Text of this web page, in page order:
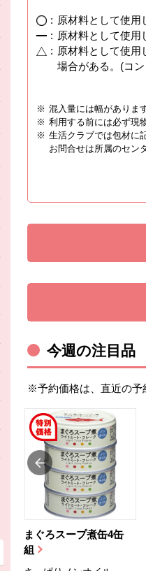
: 原材料として使用
: 原材料として使用
: 原材料として使用
場合がある。(コ
※ 混入量には幅があります
※ 利用する前には必ず現
※ 生活クラブでは包材に
お問合せは所属のセン
今週の注目品
※予約価格は、直近の予
まぐろスープ煮缶4缶
組